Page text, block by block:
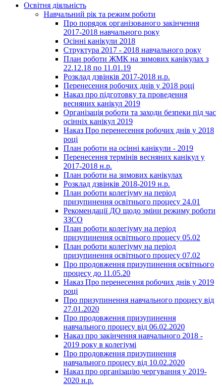
Освітня діяльність
Навчальний рік та режим роботи
Про порядок організованого закінчення
2017-2018 навчального року
Осінні канікули 2018
Структура 2017 - 2018 навчального року
План роботи ЖМК на зимових канікулах з
22.12.18 по 11.01.19
Розклад дзвінків 2017-2018 н.р.
Перенесення робочих днів у 2018 році
Наказ про підготовку та проведення
весняних канікул 2019
Організація роботи та заходи безпеки під час
осінніх канікул 2019
Наказ Про перенесення робочих днів у 2018
році
План роботи на осінні канікули - 2019
Перенесення термінів весняних канікул у
2017-2018 н.р.
План роботи на зимових канікулах
Розклад дзвінків 2018-2019 н.р.
План роботи колегіуму на період
призупинення освітнього процесу 24.01
Рекомендації ДО щодо зміни режиму роботи
ЗЗСО
План роботи колегіуму на період
призупинення освітнього процесу 05.02
План роботи колегіуму на період
призупинення освітнього процесу 07.02
Про продовження призупинення освітнього
процесу до 11.05.20
Наказ Про перенесення робочих днів у 2019
році
Про призупинення навчального процесу від
27.01.2020
Про продовження призупинення
навчального процесу від 06.02.2020
Наказ про закінчення навчального 2018 -
2019 року в колегіумі
Про продовження призупинення
навчального процесу від 10.02.2020
Наказ про організацію чергування у 2019-
2020 н.р.